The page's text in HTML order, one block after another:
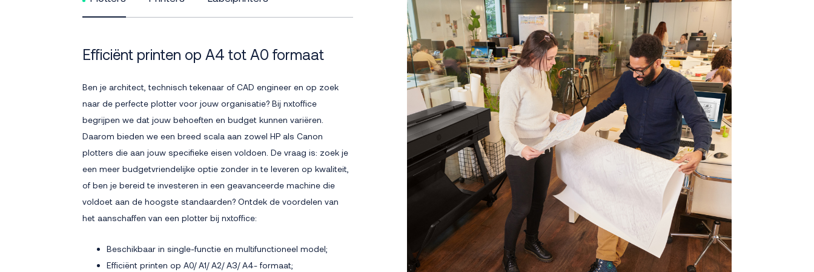
Efficiënt printen op A4 tot A0 formaat
Ben je architect, technisch tekenaar of CAD engineer en op zoek
naar de perfecte plotter voor jouw organisatie? Bij nxtoffice
begrijpen we dat jouw behoeften en budget kunnen variëren.
Daarom bieden we een breed scala aan zowel HP als Canon
plotters die aan jouw specifieke eisen voldoen. De vraag is: zoek je
een meer budgetvriendelijke optie zonder in te leveren op kwaliteit,
of ben je bereid te investeren in een geavanceerde machine die
voldoet aan de hoogste standaarden? Ontdek de voordelen van
het aanschaffen van een plotter bij nxtoffice:
Beschikbaar in single-functie en multifunctioneel model;
Efficiënt printen op A0/ A1/ A2/ A3/ A4- formaat;